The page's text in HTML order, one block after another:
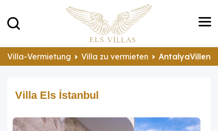
Villa-Vermietung Villa zu vermieten AntalyaVillen
Villa Els İstanbul